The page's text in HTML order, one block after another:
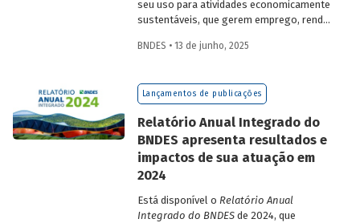
seu uso para atividades economicamente
sustentáveis, que gerem emprego, renda
vive nessas regiões, não são excludentes.
desafio para a gestão e preservação das
florestas e da possibilidade de utilização
privado para viabilizar o desenvolvimento
sustentável nessas regiões.
BNDES • 13 de junho, 2025
Lançamentos de publicações
Relatório Anual Integrado do
BNDES apresenta resultados e
impactos de sua atuação em
2024
Está disponível o Relatório Anual
Integrado do BNDESde 2024, que